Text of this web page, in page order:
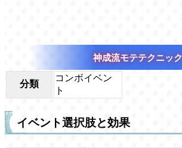
神成流モテテクニック
分類
コンボイベン
ト
イベント選択肢と効果